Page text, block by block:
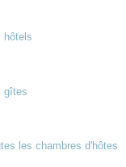
hôtels
gîtes
les chambres d'hôtes
▒▒
tourisme